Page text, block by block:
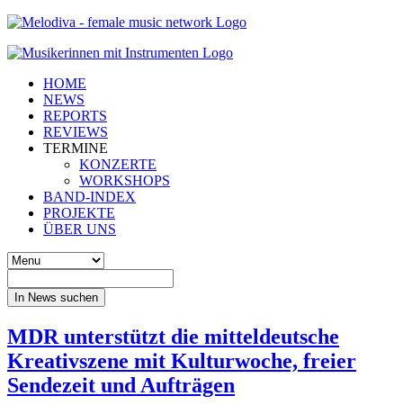
HOME
NEWS
REPORTS
REVIEWS
TERMINE
KONZERTE
WORKSHOPS
BAND-INDEX
PROJEKTE
ÜBER UNS
In News suchen
MDR unterstützt die mitteldeutsche
Kreativszene mit Kulturwoche, freier
Sendezeit und Aufträgen